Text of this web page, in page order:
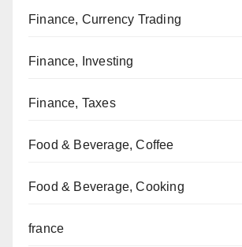
Finance, Currency Trading
Finance, Investing
Finance, Taxes
Food & Beverage, Coffee
Food & Beverage, Cooking
france